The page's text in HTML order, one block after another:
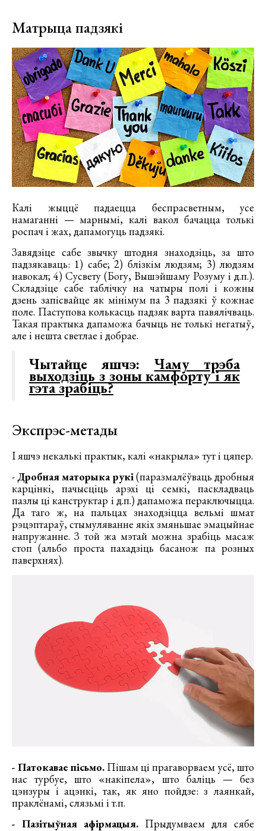
Матрыца падзякі
Калі жыццё падаецца беспрасветным, усе
намаганні — марнымі, калі вакол бачацца толькі
роспач і жах, дапамогуць падзякі.
Завядзіце сабе звычку штодня знаходзіць, за што
падзякаваць: 1) сабе; 2) блізкім людзям; 3) людзям
навокал; 4) Сусвету (Богу, Вышэйшаму Розуму і д.п.).
Складзіце сабе таблічку на чатыры полі і кожны
дзень запісвайце як мінімум па 3 падзякі ў кожнае
поле. Паступова колькасць падзяк варта павялічваць.
Такая практыка дапаможа бачыць не толькі негатыў,
але і нешта светлае і добрае.
Чытайце яшчэ: Чаму трэба
выходзіць з зоны камфорту і як
гэта зрабіць?
Экспрэс-метады
І яшчэ некалькі практык, калі «накрыла» тут і цяпер.
-Дробная маторыка рукі(паразмалёўваць дробныя
карцінкі, пачысціць арэхі ці семкі, паскладваць
пазлы ці канструктар і д.п.) дапаможа пераключыцца.
Да таго ж, на пальцах знаходзіцца вельмі шмат
рэцэптараў, стымуляванне якіх змяньшае эмацыйнае
напружанне. З той жа мэтай можна зрабіць масаж
стоп (альбо проста пахадзіць басанож па розных
паверхнях).
- Патокавае пісьмо.Пішам ці прагаворваем усё, што
нас турбуе, што «накіпела», што баліць — без
цэнзуры і ацэнкі, так, як яно пойдзе: з лаянкай,
праклёнамі, слязьмі і т.п.
- Пазітыўная афірмацыя. Прыдумваем для сябе